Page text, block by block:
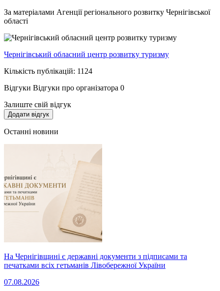
За матеріалами Агенції регіонального розвитку Чернігівської
області
Чернігівський обласний центр розвитку туризму
Кількість публікацій: 1124
Відгуки Відгуки про організатора 0
Залиште свій відгук
Додати відгук
Останні новини
На Чернігівщині є державні документи з підписами та
печатками всіх гетьманів Лівобережної України
07.08.2026